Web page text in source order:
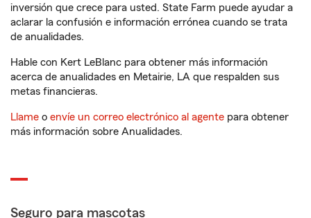
inversión que crece para usted. State Farm puede ayudar a
aclarar la confusión e información errónea cuando se trata
de anualidades.
Hable con Kert LeBlanc para obtener más información
acerca de anualidades en Metairie, LA que respalden sus
metas financieras.
Llame o envíe un correo electrónico al agente para obtener
más información sobre Anualidades.
Seguro para mascotas